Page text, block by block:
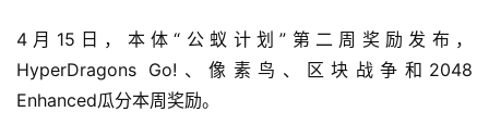
4月15日，本体“公蚁计划”第二周奖励发布，
HyperDragons Go!、像素鸟、区块战争和2048
Enhanced瓜分本周奖励。